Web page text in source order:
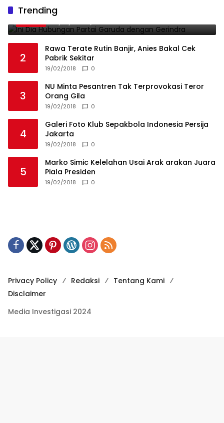
Trending
1
Gerindra
2
Rawa Terate Rutin Banjir, Anies Bakal Cek
Pabrik Sekitar
19/02/2018 0
3
NU Minta Pesantren Tak Terprovokasi Teror
Orang Gila
19/02/2018 0
4
Galeri Foto Klub Sepakbola Indonesia Persija
Jakarta
19/02/2018 0
5
Marko Simic Kelelahan Usai Arak arakan Juara
Piala Presiden
19/02/2018 0
Privacy Policy Redaksi
Tentang Kami
Disclaimer
Media Investigasi 2024